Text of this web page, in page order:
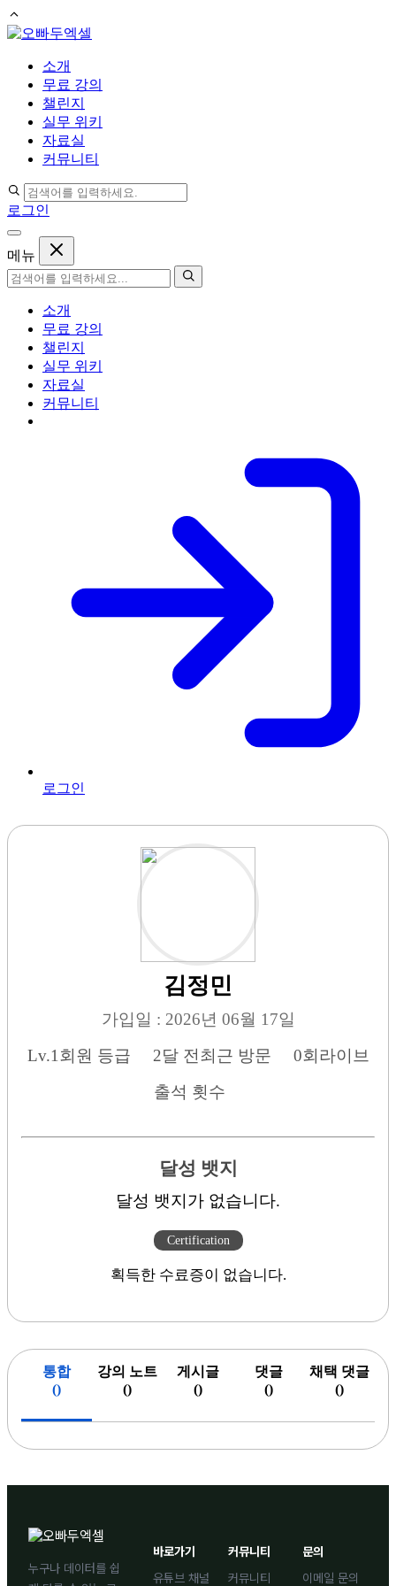
컨
소개
무료 강의
챌린지
실무 위키
자료실
커뮤니티
로그인
메뉴
소개
무료 강의
챌린지
실무 위키
자료실
커뮤니티
로그인
김정민
가입일 : 2026년 06월 17일
Lv.1 회원 등급 2달 전 최근 방문 0회 라이브
출석 횟수
달성 뱃지
달성 뱃지가 없습니다.
Certification
획득한 수료증이 없습니다.
통합
()
강의 노트
()
게시글
()
댓글
()
채택 댓글
()
누구나 데이터를 쉽
바로가기
유튜브 채널
커뮤니티
커뮤니티
문의
이메일 문의